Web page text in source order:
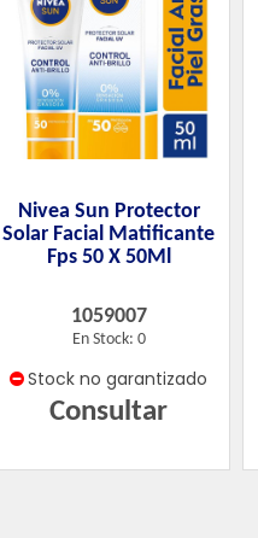
Nivea Sun Protector
Solar Facial Matificante
Fps 50 X 50Ml
1059007
En Stock: 0
Stock no garantizado
Consultar